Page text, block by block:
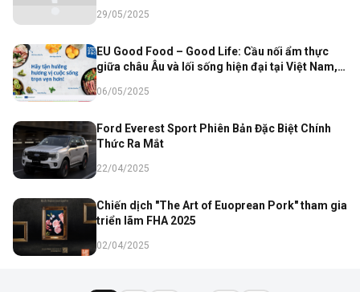
29/05/2025
EU Good Food – Good Life: Cầu nối ẩm thực
giữa châu Âu và lối sống hiện đại tại Việt Nam,
06/05/2025
Ford Everest Sport Phiên Bản Đặc Biệt Chính
Thức Ra Mắt
22/04/2025
Chiến dịch "The Art of Euoprean Pork" tham gia
triển lãm FHA 2025
02/04/2025